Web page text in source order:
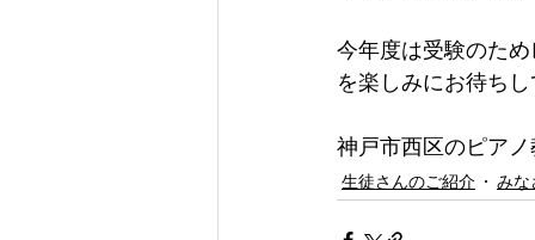
今年度は受験のた
を楽しみにお待ちし
神戸市西区のピア
生徒さんのご紹介 みな